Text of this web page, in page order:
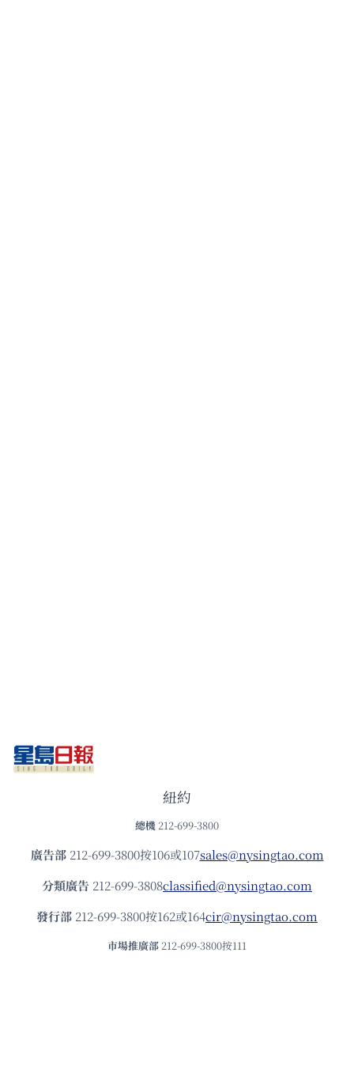
紐約
總機 212-699-3800
廣告部212-699-3800按106或107sales@nysingtao.com
分類廣告 212-699-3808classified@nysingtao.com
發⾏部 212-699-3800按162或164cir@nysingtao.com
市場推廣部 212-699-3800按111